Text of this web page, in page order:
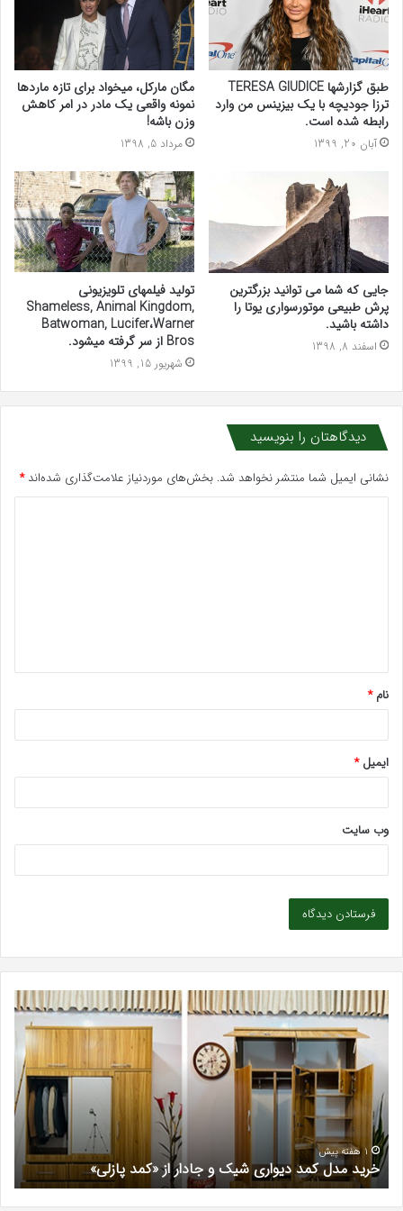
طبق گزارشها TERESA GIUDICE
ترزا جودیچه با یک بیزینس من وارد
رابطه شده است.
آبان 20, 1399
مگان مارکل، میخواد برای تازه ماردها
نمونه واقعی یک مادر در امر کاهش
وزن باشه!
مرداد 5, 1398
جایی که شما می توانید بزرگترین
پرش طبیعی موتورسواری یوتا را
داشته باشید.
اسفند 8, 1398
تولید فیلمهای تلویزیونی
Shameless, Animal Kingdom,
Batwoman, Lucifer،Warner
Bros از سر گرفته میشود.
شهریور 15, 1399
دیدگاهتان را بنویسید
نشانی ایمیل شما منتشر نخواهد شد. بخش‌های موردنیاز علامت‌گذاری شده‌اند*
*
نام*
ایمیل*
وب‌ سایت
خرید
مدل
دیواری
شیک
جادار
از
«کمد
پازلی»
1 هفته پیش
خرید مدل کمد دیواری شیک و جادار از «کمد پازلی»
در